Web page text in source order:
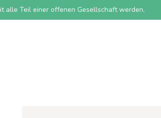
alle Teil einer offenen Gesellschaft werden.